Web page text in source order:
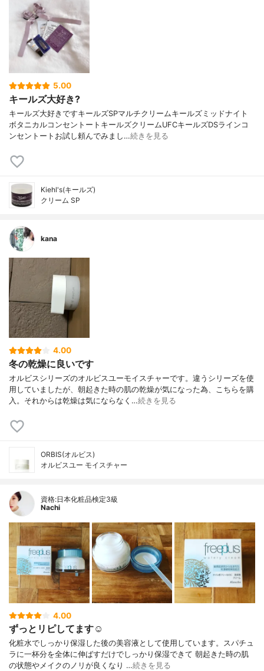
5.00
キールズ大好き?
キールズ大好きですキールズSPマルチクリームキールズミッドナイト
ボタニカルコンセントートキールズクリームUFCキールズDSラインコ
ンセントートお試し頼んでみまし…続きを見る
Kiehl's(キールズ)
クリーム SP
kana
4.00
冬の乾燥に良いです
オルビスシリーズのオルビスユーモイスチャーです。違うシリーズを使
用していましたが、朝起きた時の肌の乾燥が気になった為、こちらを購
入。それからは乾燥は気にならなく…続きを見る
ORBIS(オルビス)
オルビスユー モイスチャー
資格:日本化粧品検定3級
Nachi
4.00
ずっとリピしてます☺︎
化粧水でしっかり保湿した後の美容液として使用しています。スパチュ
ラに一杯分を全体に伸ばすだけでしっかり保湿できて 朝起きた時の肌
の状態やメイクのノリが良くなり …続きを見る